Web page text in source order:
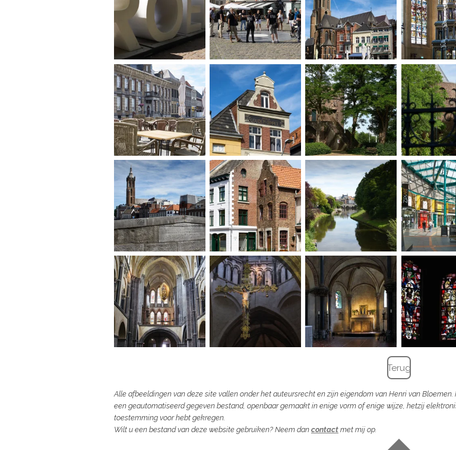
Terug
Alle afbeeldingen van deze site vallen onder het auteursrecht en zijn eigendom van Henri van
een geautomatiseerd gegeven bestand, openbaar gemaakt in enige vorm of enige wijze, hetzij
toestemming voor hebt gekregen.
Wilt u een bestand van deze website gebruiken? Neem dan contact met mij op.